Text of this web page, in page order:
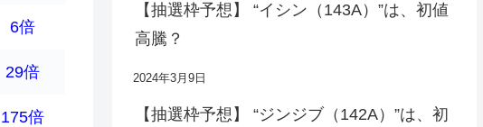
6倍
29倍
175倍
【抽選枠予想】 “イシン（143A）”は、初値
高騰？
2024年3月9日
【抽選枠予想】 “ジンジブ（142A）”は、初